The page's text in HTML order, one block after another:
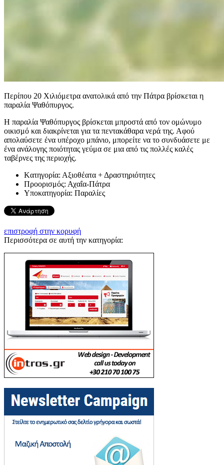
Περίπου 20 Χιλιόμετρα ανατολικά από την Πάτρα βρίσκεται η
παραλία Ψαθόπυργος.
Η παραλία Ψαθόπυργος βρίσκεται μπροστά από τον ομώνυμο
οικισμό και διακρίνεται για τα πεντακάθαρα νερά της. Αφού
απολαύσετε ένα υπέροχο μπάνιο, μπορείτε να το συνδυάσετε με
ένα ανάλογης ποιότητας γεύμα σε μια από τις πολλές καλές
ταβέρνες της περιοχής.
Kατηγορία: Αξιοθέατα + Δραστηριότητες
Προορισμός: Αχαΐα-Πάτρα
Υποκατηγορία: Παραλίες
επιστροφή στην κορυφή
Περισσότερα σε αυτή την κατηγορία: